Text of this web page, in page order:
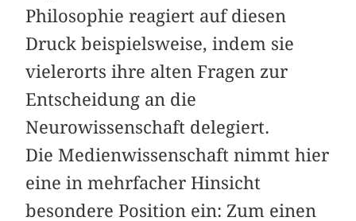
Philosophie reagiert auf diesen
Druck beispielsweise, indem sie
vielerorts ihre alten Fragen zur
Entscheidung an die
Neurowissenschaft delegiert.
Die Medienwissenschaft nimmt hier
eine in mehrfacher Hinsicht
besondere Position ein: Zum einen